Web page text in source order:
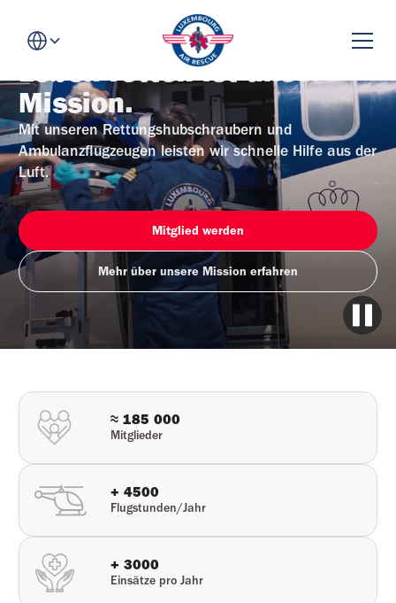
Leben retten ist unsere
Mission.
Mit unseren Rettungshubschraubern und
Ambulanzflugzeugen leisten wir schnelle Hilfe aus der
Luft.
Mitglied werden
Mehr über unsere Mission erfahren
≈ 185 000
Mitglieder
+ 4500
Flugstunden/Jahr
+ 3000
Einsätze pro Jahr